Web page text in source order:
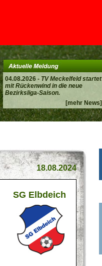
04.08.2026 - TV Meckelfeld startet
mit Rückenwind in die neue
Bezirksliga-Saison.
[mehr News]
18.08.2024
SG Elbdeich